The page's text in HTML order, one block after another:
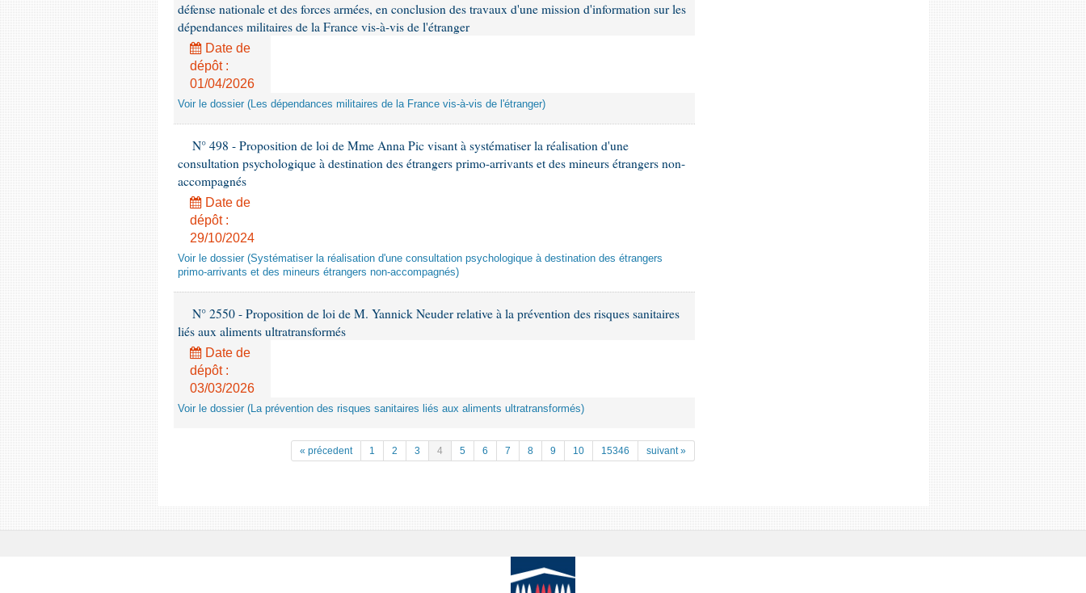
défense nationale et des forces armées, en conclusion des travaux d'une mission d'information sur les
dépendances militaires de la France vis-à-vis de l'étranger
Date de
dépôt :
01/04/2026
Voir le dossier (Les dépendances militaires de la France vis-à-vis de l'étranger)
N° 498 - Proposition de loi de Mme Anna Pic visant à systématiser la réalisation d'une
consultation psychologique à destination des étrangers primo-arrivants et des mineurs étrangers non-
accompagnés
Date de
dépôt :
29/10/2024
Voir le dossier (Systématiser la réalisation d'une consultation psychologique à destination des étrangers
primo-arrivants et des mineurs étrangers non-accompagnés)
N° 2550 - Proposition de loi de M. Yannick Neuder relative à la prévention des risques sanitaires
liés aux aliments ultratransformés
Date de
dépôt :
03/03/2026
Voir le dossier (La prévention des risques sanitaires liés aux aliments ultratransformés)
« précedent 1 2 3 4 5 6 7 8 9 10 15346 suivant »